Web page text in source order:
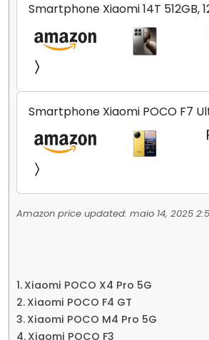
Smartphone Xiaomi 14T 512GB,
Leica, Cinza - no Brasil
Smartphone Xiaomi POCO F7
256GB/16+512GB Processador
Elite Top de Linha Chip
Jogos Pesados Tela Flow
Amazon price updated: maio 14, 2025
Xiaomi POCO X4 Pro 5G
Xiaomi POCO F4 GT
Xiaomi POCO M4 Pro 5G
Xiaomi POCO F3